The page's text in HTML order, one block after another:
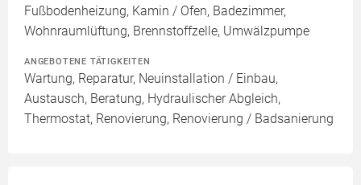
Fußbodenheizung, Kamin / Ofen, Badezimmer,
Wohnraumlüftung, Brennstoffzelle, Umwälzpumpe
ANGEBOTENE TÄTIGKEITEN
Wartung, Reparatur, Neuinstallation / Einbau,
Austausch, Beratung, Hydraulischer Abgleich,
Thermostat, Renovierung, Renovierung / Badsanierung